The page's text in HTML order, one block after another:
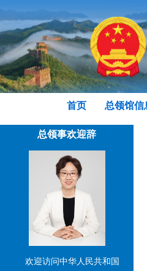
首页 总领馆信
总领事欢迎辞
欢迎访问中华人民共和国